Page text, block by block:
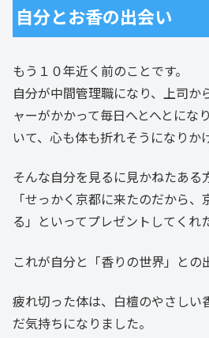
自分とお香の出会い
もう１０年近く前のことです。
自分が中間管理職になり、上司か
ャーがかかって毎日へとへとにな
いて、心も体も折れそうになりか
そんな自分を見るに見かねたある
「せっかく京都に来たのだから
る」といってプレゼントしてくれ
これが自分と「香りの世界」との
疲れ切った体は、白檀のやさしい
だ気持ちになりました。